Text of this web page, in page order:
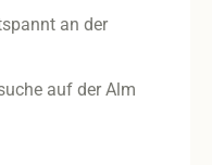
an der
auf der Alm